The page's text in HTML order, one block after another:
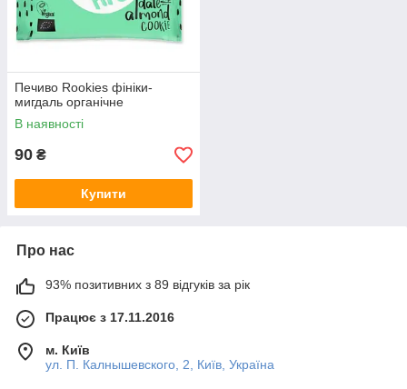
Печиво Rookies фініки-
мигдаль органічне
В наявності
90 ₴
Купити
Про нас
93% позитивних з 89 відгуків за рік
Працює з 17.11.2016
м. Київ
ул. П. Калнышевского, 2, Київ, Україна